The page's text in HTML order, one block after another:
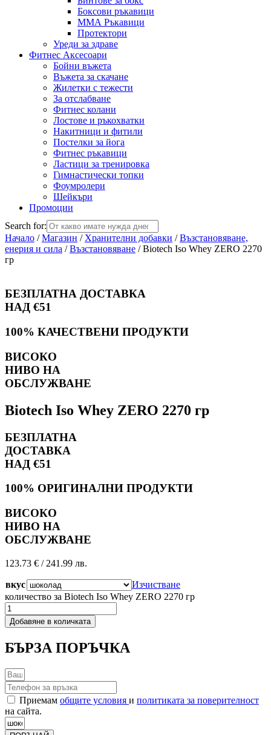
Боксови ръкавици
ММА Ръкавици
Протектори
Уреди за здраве
Фитнес Аксесоари
Бойни въжета
Въжета за скачане
Жилетки с тежести
За отслабване
Фитнес колани
Лостове и ръкохватки
Накитници и фитили
Постелки за йога
Фитнес ръкавици
Ластици за тренировка
Гимнастически топки
Фоумролери
Шейкъри
Промоции
Search for:
Начало /Магазин / Хранителни добавки /Възстановяване,
енерия и сила /Възстановяване / Biotech Iso Whey ZERO 2270
гр
БЕЗПЛАТНА ДОСТАВКА
НАД €51
100% КАЧЕСТВЕНИ ПРОДУКТИ
ВИСОКО
НИВО НА
ОБСЛУЖВАНЕ
Biotech Iso Whey ZERO 2270 гр
БЕЗПЛАТНА
ДОСТАВКА
НАД €51
100% ОРИГИНАЛНИ ПРОДУКТИ
ВИСОКО
НИВО НА
ОБСЛУЖВАНЕ
123.73 € / 241.99 лв.
вкус
Изчистване
количество за Biotech Iso Whey ZERO 2270 гр
Добавяне в количката
БЪРЗА ПОРЪЧКА
Приемам общите условия и политиката за поверителност
на сайта.